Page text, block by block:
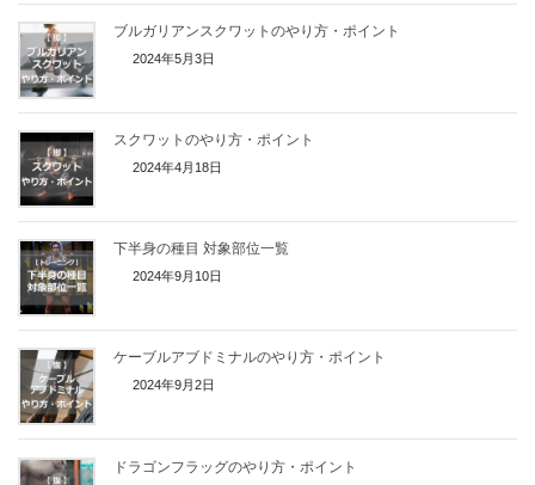
ブルガリアンスクワットのやり方・ポイント
2024年5月3日
スクワットのやり方・ポイント
2024年4月18日
下半身の種目 対象部位一覧
2024年9月10日
ケーブルアブドミナルのやり方・ポイント
2024年9月2日
ドラゴンフラッグのやり方・ポイント